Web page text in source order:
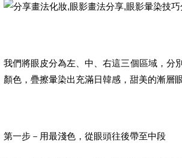
我們將眼皮分為左、中、右這三個區域，分
顏色，疊擦暈染出充滿日韓感，甜美的漸層
第一步－用最淺色，從眼頭往後帶至中段